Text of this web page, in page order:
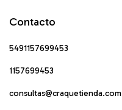
Contacto
5491157699453
1157699453
consultas@craquetienda.com